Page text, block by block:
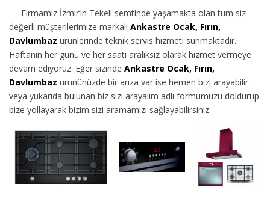
Firmamız İzmir’in Tekeli semtinde yaşamakta olan tüm siz
değerli müşterilerimize markalı Ankastre Ocak, Fırın,
Davlumbaz ürünlerinde teknik servis hizmeti sunmaktadır.
Haftanın her günü ve her saati aralıksız olarak hizmet vermeye
devam ediyoruz. Eğer sizinde Ankastre Ocak, Fırın,
Davlumbaz ürününüzde bir arıza var ise hemen bizi arayabilir
veya yukarıda bulunan biz sizi arayalım adlı formumuzu doldurup
bize yollayarak bizim sizi aramamızı sağlayabilirsiniz.